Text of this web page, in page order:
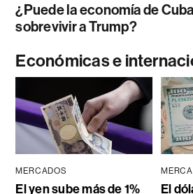
¿Puede la economía de Cuba
sobrevivir a Trump?
Económicas e
MERCADOS
El yen sube más de 1%
El